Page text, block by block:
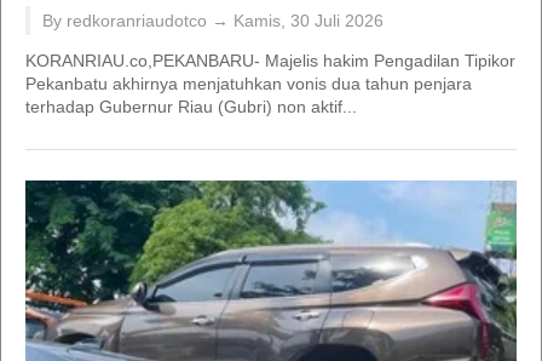
By redkoranriaudotco → Kamis, 30 Juli 2026
KORANRIAU.co,PEKANBARU- Majelis hakim Pengadilan Tipikor
Pekanbatu akhirnya menjatuhkan vonis dua tahun penjara
terhadap Gubernur Riau (Gubri) non aktif...